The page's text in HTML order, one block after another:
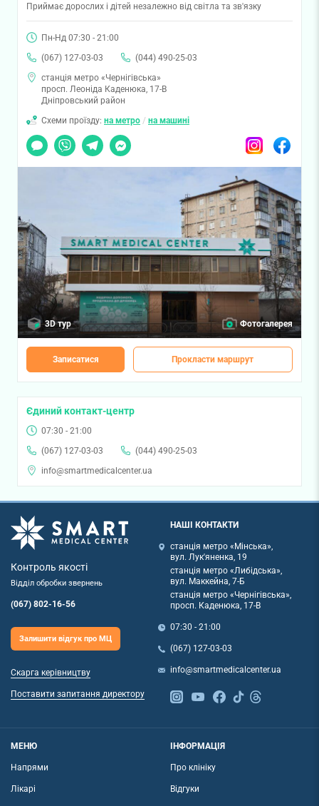
Приймає дорослих і дітей незалежно від світла та зв'язку
Пн-Нд 07:30 - 21:00
(067) 127-03-03
(044) 490-25-03
станція метро «Чернігівська»
просп. Леоніда Каденюка, 17-В
Дніпровський район
Схеми проїзду: на метро / на машині
Чат
Viber TelegramMessenger InstagramFacebook
3D тур Фотогалерея
Записатися Прокласти маршрут
Єдиний контакт-центр
07:30 - 21:00
(067) 127-03-03
(044) 490-25-03
info@smartmedicalcenter.ua
Контроль якості
Відділ обробки звернень
(067) 802-16-56
Залишити відгук про МЦ
Скарга керівництву
Поставити запитання директору
НАШІ КОНТАКТИ
станція метро «Мінська»,
вул. Лук'яненка, 19
станція метро «Либідська»,
вул. Маккейна, 7-Б
станція метро «Чернігівська»,
просп. Каденюка, 17-В
07:30 - 21:00
(067) 127-03-03
info@smartmedicalcenter.ua
МЕНЮ
Напрями
Лікарі
ІНФОРМАЦІЯ
Про клініку
Відгуки